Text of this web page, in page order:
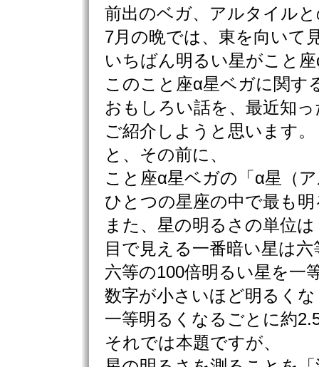
前出のベガ、アルタイル
7月の晩では、東を向いて
いちばん明るい星がこと
このこと座α星ベガに関す
おもしろい話を、最近知
ご紹介しようと思います。
と、その前に、
こと座α星ベガの「α星（
ひとつの星座の中で最も
また、星の明るさの単位
目で見える一番暗い星は六
六等の100倍明るい星を一
数字が小さいほど明るくな
一等明るくなるごとに約
それでは本題ですが、